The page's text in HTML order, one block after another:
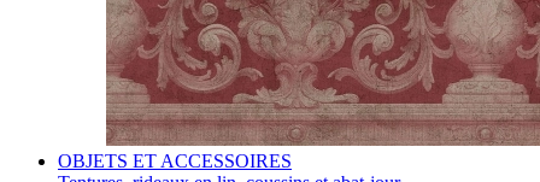
OBJETS ET ACCESSOIRES